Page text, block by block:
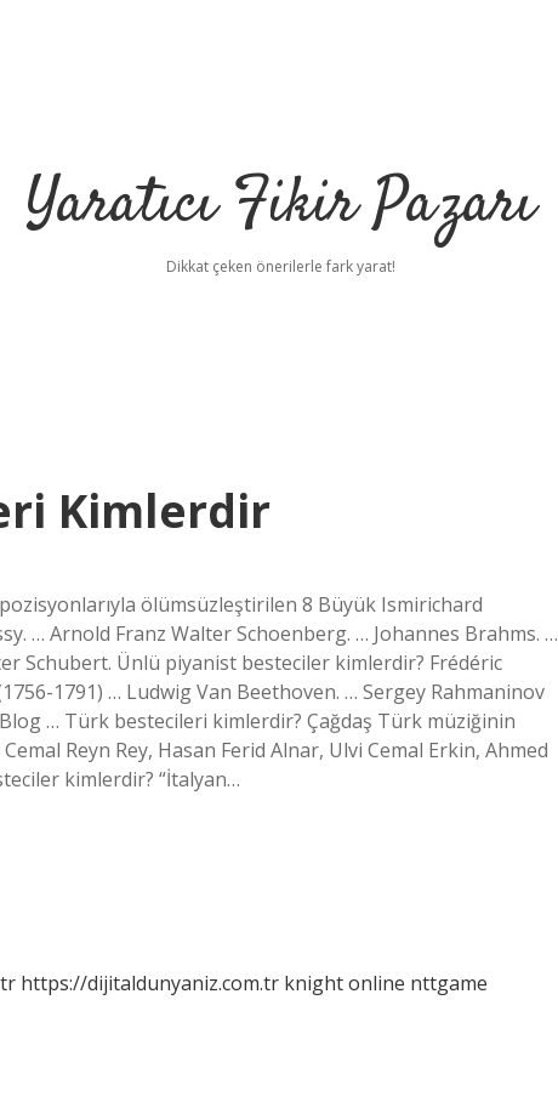
Yaratıcı Fikir Pazarı
Dikkat çeken önerilerle fark yarat!
Kimlerdir
ölümsüzleştirilen 8 Büyük Ismirichard
… Arnold Franz Walter Schoenberg. … Johannes Brahms. …
Schubert. Ünlü piyanist besteciler kimlerdir? Frédéric
1791) … Ludwig Van Beethoven. … Sergey Rahmaninov
… Türk bestecileri kimlerdir? Çağdaş Türk müziğinin
Reyn Rey, Hasan Ferid Alnar, Ulvi Cemal Erkin, Ahmed
kimlerdir? “İtalyan…
https://dijitaldunyaniz.com.tr knight online nttgame